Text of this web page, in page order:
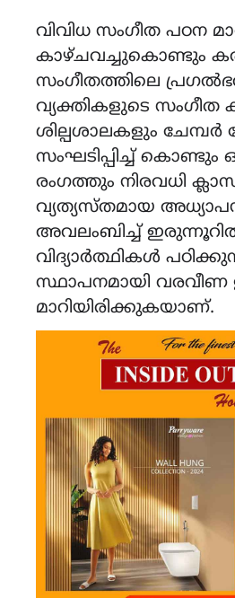
വിവിധ സംഗീത പഠന
കാഴ്ചവച്ചുകൊണ്ടും
സംഗീതത്തിലെ
വ്യക്തികളുടെ സംഗീത
ശില്പശാലകളും
സംഘടിപ്പിച്ച്
രംഗത്തും നിരവധി
വ്യത്യസ്തമായ
അവലംബിച്ച്
വിദ്യാർത്ഥികൾ
സ്ഥാപനമായി വരവീണ
മാറിയിരിക്കുകയാണ്.